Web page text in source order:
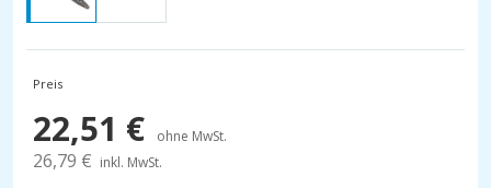
Preis
22,51 € ohne MwSt.
26,79 € inkl. MwSt.